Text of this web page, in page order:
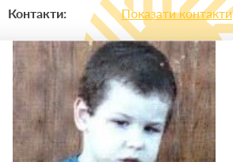
Контакти: Показати контакти